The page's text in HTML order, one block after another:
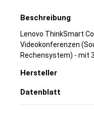
Beschreibung
Lenovo ThinkSmart
Videokonferenzen
Rechensystem) - mit 3
Hersteller
Datenblatt